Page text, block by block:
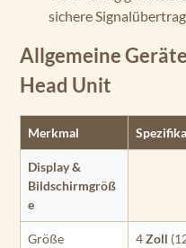
sichere
Allgemeine
Head Unit
Merkmal
Display &
Bildschirmgröß
e
Größe 4Zoll